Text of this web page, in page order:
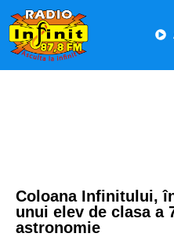
Coloana Infinitului,
unui elev de clasa a
astronomie